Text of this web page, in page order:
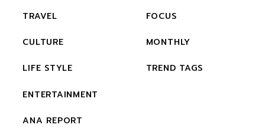
TRAVEL
CULTURE
LIFE STYLE
ENTERTAINMENT
ANA REPORT
FOCUS
MONTHLY
TREND TAGS